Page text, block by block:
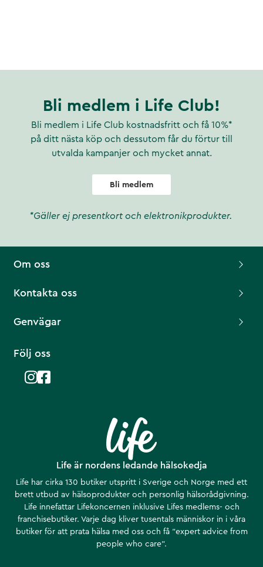
Bli medlem i Life Club!
Bli medlem i Life Club kostnadsfritt och få 10%*
på ditt nästa köp och dessutom får du förtur till
utvalda kampanjer och mycket annat.
Bli medlem
*Gäller ej presentkort och elektronikprodukter.
Life är nordens ledande hälsokedja
Life har cirka 130 butiker utspritt i Sverige och Norge med ett
brett utbud av hälsoprodukter och personlig hälsorådgivning.
Life innefattar Lifekoncernen inklusive Lifes medlems- och
franchisebutiker. Varje dag kliver tusentals människor in i våra
butiker för att prata hälsa med oss och få ”expert advice from
people who care”.
Om oss
Kontakta oss
Genvägar
Följ oss